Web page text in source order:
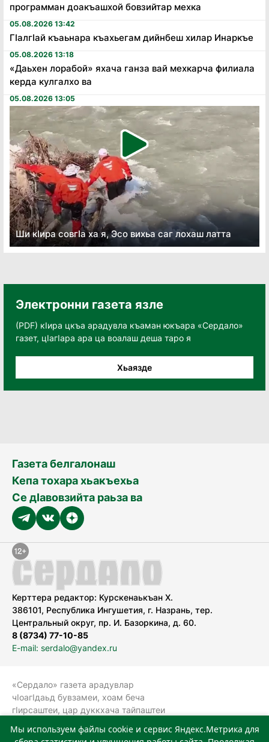
программан доакъашхой бовзийтар мехка
05.08.2026 13:42
Гӏалгӏай къаьнара къахьегам дийнбеш хилар Инаркъе
05.08.2026 13:18
«Даьхен лорабой» яхача ганза вай мехкарча филиала
керда кулгалхо ва
05.08.2026 13:05
Ши кӏира совгӏа ха я, Эсо вихьа саг лохаш латта
Электронни газета язле
(PDF) кӀира цкъа арадувла къаман юкъара «Сердало»
газет, цӀагӀара ара ца воалаш деша таро я
Хьаязде
Газета белгалонаш
Кепа тохара хьакъехьа
Се дӀавовзийта раьза ва
Керттера редактор: Курскенаькъан Х.
386101, Республика Ингушетия, г. Назрань, тер.
Центральный округ, пр. И. Базоркина, д. 60.
8 (8734) 77-10-85
E-mail: serdalo@yandex.ru
«Сердало» газета арадувлар
чIоагIдаьд бувзамеи, хоам беча
гIирсаштеи, цар дуккхача тайпаштеи
болхлоша (Роскомнадзор).
Мы используем файлы cookie и сервис Яндекс.Метрика для